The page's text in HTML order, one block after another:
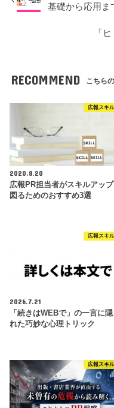
基礎から応用ま
「
RECOMMEND こちら
広報スキ
2020.8.20
広報PR担当者がスキルアッ
図るためのおすすめ3選
広報スキ
2026.7.21
「続きはWEBで」の一言に隠
れた巧妙な心理トリック
広報スキ